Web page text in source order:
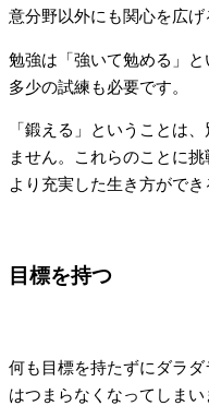
意分野以外にも関心を広げ
勉強は「強いて勉める」
多少の試練も必要です。
「鍛える」ということは
ません。これらのことに
より充実した生き方ができ
目標を持つ
何も目標を持たずにダラ
はつまらなくなってしまい